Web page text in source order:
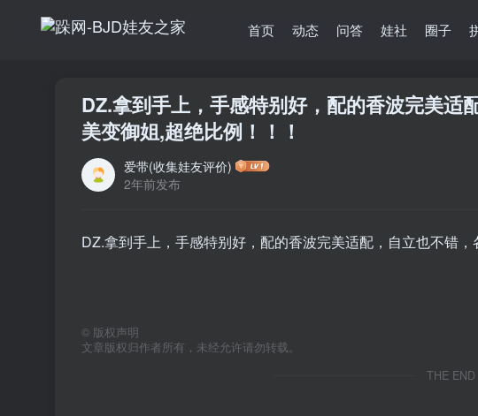
首页 动态 问答 娃社 圈子
DZ.拿到手上，手感特别好，配的香波完美适
美变御姐,超绝比例！！！
爱带(收集娃友评价)
2年前发布
DZ.拿到手上，手感特别好，配的香波完美适配，自立也不错
© 版权声明
文章版权归作者所有，未经允许请勿转载。
THE END